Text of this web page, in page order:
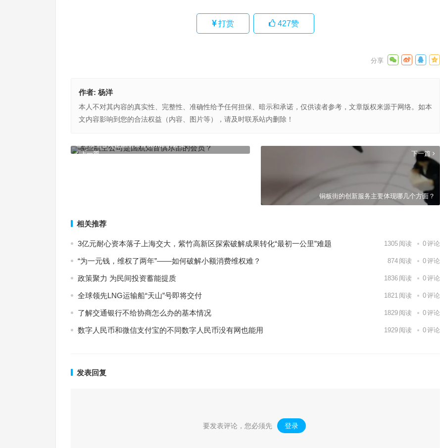
打赏 427赞
作者: 杨洋
本人不对其内容的真实性、完整性、准确性给予任何担保、暗示和承诺，仅供读者参考，文章版权来源于网络。如本
文内容影响到您的合法权益（内容、图片等），请及时联系站内删除！
上一篇
哪些航空公司是国航知音俱乐部的会员？
下一篇
铜板街的创新服务主要体现哪几个方面？
相关推荐
3亿元耐心资本落子上海交大，紫竹高新区探索破解成果转化“最初一公里”难题 1305 阅读 0评论
“为一元钱，维权了两年”——如何破解小额消费维权难？ 874 阅读 0评论
政策聚力 为民间投资蓄能提质 1836 阅读 0评论
全球领先LNG运输船“天山”号即将交付 1821 阅读 0评论
了解交通银行不给协商怎么办的基本情况 1829 阅读 0评论
数字人民币和微信支付宝的不同数字人民币没有网也能用 1929 阅读 0评论
发表回复
要发表评论，您必须先 登录 。